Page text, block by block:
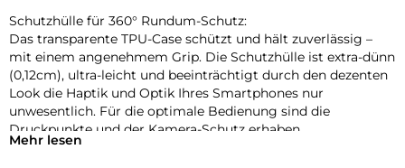
Schutzhülle für 360° Rundum-Schutz:
Das transparente TPU-Case schützt und hält zuverlässig –
mit einem angenehmem Grip. Die Schutzhülle ist extra-dünn
(0,12cm), ultra-leicht und beeinträchtigt durch den dezenten
Look die Haptik und Optik Ihres Smartphones nur
unwesentlich. Für die optimale Bedienung sind die
Druckpunkte und der Kamera-Schutz erhaben.
Mehr lesen